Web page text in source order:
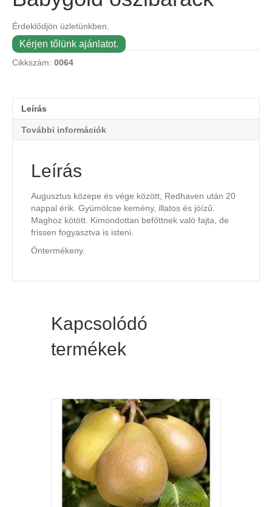
Érdeklődjön üzletünkben.
Kérjen tőlünk ajánlatot.
Cikkszám: 0064
Leírás
További információk
Leírás
Augusztus közepe és vége között, Redhaven után 20
nappal érik. Gyümölcse kemény, illatos és jóízű.
Maghoz kötött. Kimondottan befőttnek való fajta, de
frissen fogyasztva is isteni.
Öntermékeny.
Kapcsolódó
termékek